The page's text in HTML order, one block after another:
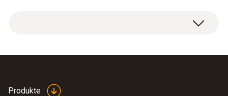
Netzteil für WLAN-Datenlogger (Kabellänge
Produkte